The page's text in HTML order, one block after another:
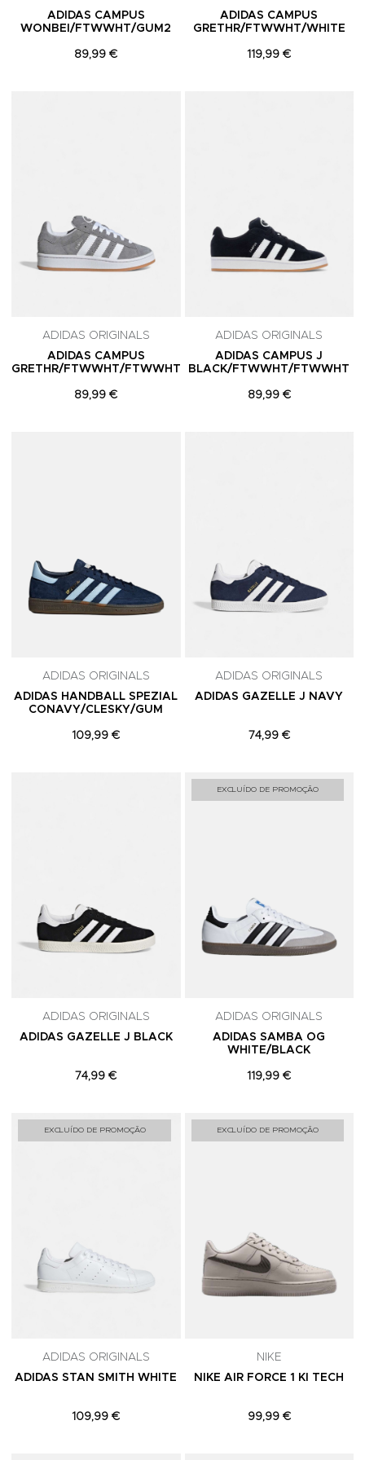
ADIDAS CAMPUS
WONBEI/FTWWHT/GUM2
89,99 €
ADIDAS CAMPUS
GRETHR/FTWWHT/WHITE
119,99 €
ADIDAS ORIGINALS
ADIDAS CAMPUS
GRETHR/FTWWHT/FTWWHT
89,99 €
ADIDAS ORIGINALS
ADIDAS CAMPUS J
BLACK/FTWWHT/FTWWHT
89,99 €
ADIDAS ORIGINALS
ADIDAS HANDBALL SPEZIAL
CONAVY/CLESKY/GUM
109,99 €
ADIDAS ORIGINALS
ADIDAS GAZELLE J NAVY
74,99 €
Adicionar aos Favoritos
ADIDAS ORIGINALS
ADIDAS GAZELLE J BLACK
74,99 €
EXCLUÍDO DE PROMOÇÃO
ADIDAS ORIGINALS
ADIDAS SAMBA OG
WHITE/BLACK
119,99 €
EXCLUÍDO DE PROMOÇÃO Adicionar aos Favoritos
ADIDAS ORIGINALS
ADIDAS STAN SMITH WHITE
109,99 €
EXCLUÍDO DE PROMOÇÃO
NIKE
NIKE AIR FORCE 1 KI TECH
99,99 €